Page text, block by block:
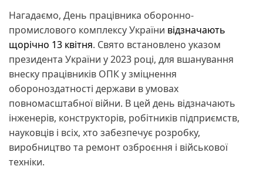
Нагадаємо, День працівника оборонно-
промислового комплексу України відзначають
щорічно 13 квітня. Свято встановлено указом
президента України у 2023 році, для вшанування
внеску працівників ОПК у зміцнення
обороноздатності держави в умовах
повномасштабної війни. В цей день відзначають
інженерів, конструкторів, робітників підприємств,
науковців і всіх, хто забезпечує розробку,
виробництво та ремонт озброєння і військової
техніки.